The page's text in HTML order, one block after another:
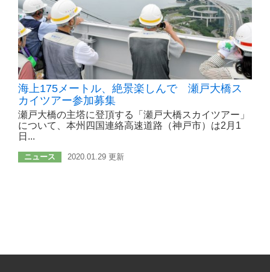
海上175メートル、絶景楽しんで 瀬戸大橋ス
カイツアー参加募集
瀬戸大橋の主塔に登頂する「瀬戸大橋スカイツアー」
について、本州四国連絡高速道路（神戸市）は2月1
日...
ニュース 2020.01.29 更新